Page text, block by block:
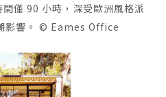
僅 90 小時，深受歐洲風格派
影響。 © Eames Office